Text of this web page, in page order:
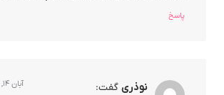
پاسخ
نوذری گفت: آبان ۱۴, ۱۴۰۱ در ۱۱:۴۵ ق٫ظ